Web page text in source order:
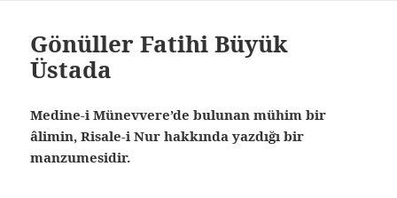
Gönüller Fatihi Büyük
Üstada
Medine-i Münevvere’de bulunan mühim bir
âlimin, Risale-i Nur hakkında yazdığı bir
manzumesidir.